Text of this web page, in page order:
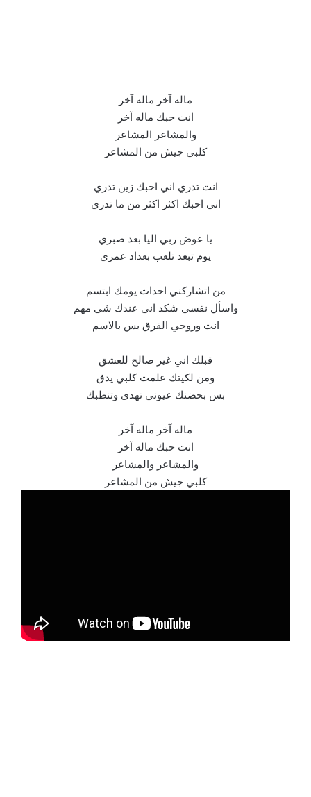
ماله آخر ماله آخر
انت حبك ماله آخر
والمشاعر المشاعر
كلبي جيش من المشاعر
انت تدري اني احبك زين تدري
اني احبك اكثر اكثر من ما تدري
يا عوض ربي اليا بعد صبري
يوم تبعد تلعب بعداد عمري
من اتشاركني احداث يومك ابتسم
واسأل نفسي شكد اني عندك شي مهم
انت وروحي الفرق بس بالاسم
قبلك اني غير صالح للعشق
ومن لكيتك علمت كلبي يدق
بس بحضنك عيوني تهدى وتنطبك
ماله آخر ماله آخر
انت حبك ماله آخر
والمشاعر والمشاعر
كلبي جيش من المشاعر